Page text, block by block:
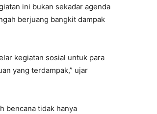
ini bukan sekadar agenda
berjuang bangkit dampak
kegiatan sosial untuk para
yang terdampak,” ujar
bencana tidak hanya